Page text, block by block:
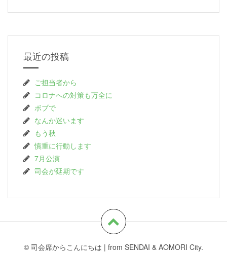
最近の投稿
ご担当者から
コロナへの対策も万全に
ボブで
なんか迷います
もう秋
慎重に行動します
7月公演
司会が延期です
© 司会席からこんにちは | from SENDAI & AOMORI City.